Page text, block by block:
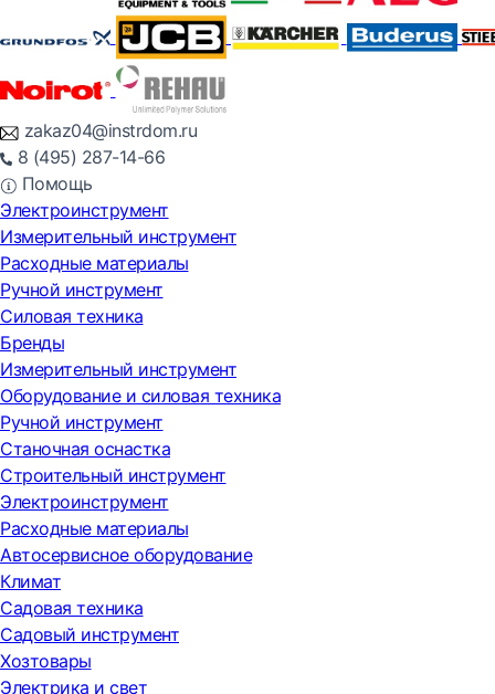
zakaz04@instrdom.ru
8 (495) 287-14-66
Помощь
Электроинструмент
Измерительный инструмент
Расходные материалы
Ручной инструмент
Силовая техника
Бренды
Измерительный инструмент
Оборудование и силовая техника
Ручной инструмент
Станочная оснастка
Строительный инструмент
Электроинструмент
Расходные материалы
Автосервисное оборудование
Климат
Садовая техника
Садовый инструмент
Хозтовары
Электрика и свет